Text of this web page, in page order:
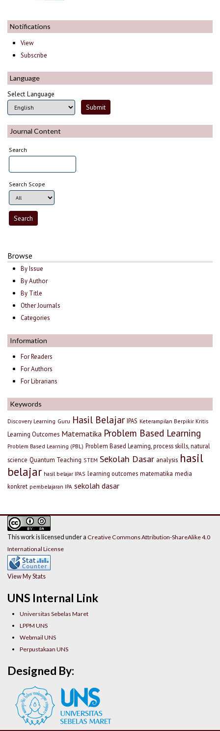
Notifications
View
Subscribe
Language
Select Language
Journal Content
Search
Search Scope
Browse
By Issue
By Author
By Title
Other Journals
Categories
Information
For Readers
For Authors
For Librarians
Keywords
Discovery Learning Guru Hasil Belajar IPAS Keterampilan Berpikir Kritis
Learning Outcomes Matematika Problem Based Learning
Problem Based Learning (PBL) Problem Based Learning, process skills, natural
science Quantum Teaching STEM Sekolah Dasar analysis hasil
belajar hasil belajar IPAS learning outcomes matematika media
konkret pembelajaran IPA sekolah dasar
UNS Internal Link
Universitas Sebelas Maret
LPPM UNS
Webmail UNS
Perpustakaan UNS
This work is licensed under a Creative Commons Attribution-ShareAlike 4.0
International License
View My Stats
Designed By: